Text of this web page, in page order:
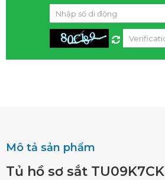
Mô tả sản phẩm
Tủ hồ sơ sắt TU09K7CK